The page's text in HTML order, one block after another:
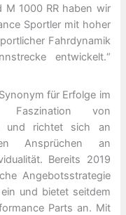
M 1000 RR haben wir
Sportler mit hoher
Fahrdynamik
entwickelt.“
für Erfolge im
von
und richtet sich an
Ansprüchen an
Bereits 2019
Angebotsstrategie
und bietet seitdem
Parts an. Mit